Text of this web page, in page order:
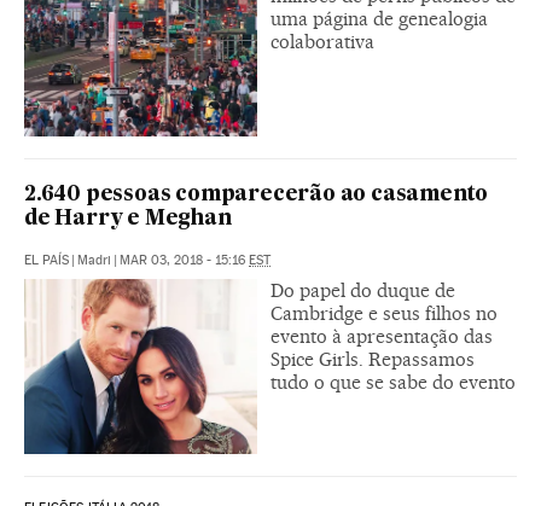
uma página de genealogia
colaborativa
2.640 pessoas comparecerão ao casamento
de Harry e Meghan
EL PAÍS | Madri | MAR 03, 2018 - 15:16 EST
Do papel do duque de
Cambridge e seus filhos no
evento à apresentação das
Spice Girls. Repassamos
tudo o que se sabe do evento